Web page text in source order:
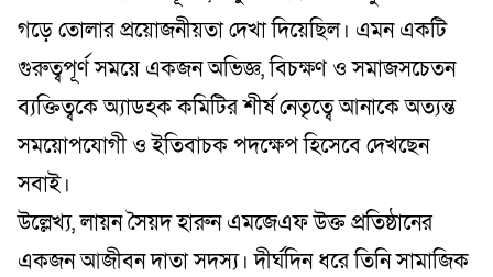
গড়ে তোলার প্রয়োজনীয়তা দেখা দিয়েছিল। এমন একটি
গুরুত্বপূর্ণ সময়ে একজন অভিজ্ঞ, বিচক্ষণ ও সমাজসচেতন
ব্যক্তিত্বকে অ্যাডহক কমিটির শীর্ষ নেতৃত্বে আনাকে অত্যন্ত
সময়োপযোগী ও ইতিবাচক পদক্ষেপ হিসেবে দেখছেন
সবাই।
​উল্লেখ্য, লায়ন সৈয়দ হারুন এমজেএফ উক্ত প্রতিষ্ঠানের
একজন আজীবন দাতা সদস্য। দীর্ঘদিন ধরে তিনি সামাজিক